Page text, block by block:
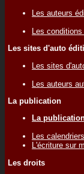
Les auteurs
Les
Les sites d'auto
Les sites
Les auteurs
La publication
La
Les
L'écriture sur
Les droits